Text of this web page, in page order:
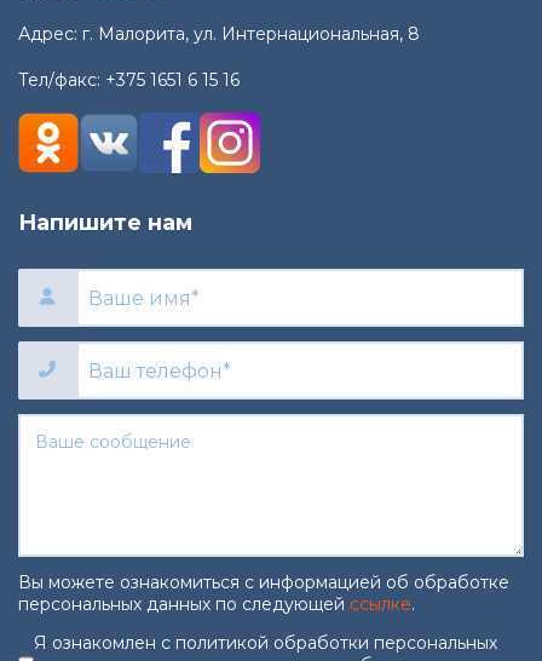
Адрес: г. Малорита, ул. Интернациональная, 8
Тел/факс: +375 1651 6 15 16
Напишите нам
Вы можете ознакомиться с информацией об обработке
персональных данных по следующей ссылке.
Согласие на обработку
Я ознакомлен с политикой обработки персональных